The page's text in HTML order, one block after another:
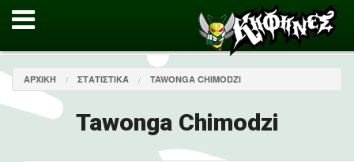
ΑΡΧΙΚΉ ΣΤΑΤΙΣΤΙΚΆ TAWONGA CHIMODZI
Tawonga Chimodzi